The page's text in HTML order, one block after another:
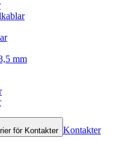
mm
för Kontakter Kontakter